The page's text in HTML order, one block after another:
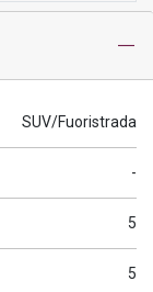
SUV/Fuoristrada
-
5
5